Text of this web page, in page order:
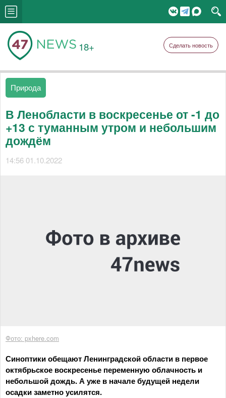
18+ Сделать новость
Природа
В Ленобласти в воскресенье от -1 до
+13 с туманным утром и небольшим
дождём
14:56 01.10.2022
Фото: pxhere.com
Синоптики обещают Ленинградской области в первое
октябрьское воскресенье переменную облачность и
небольшой дождь. А уже в начале будущей недели
осадки заметно усилятся.